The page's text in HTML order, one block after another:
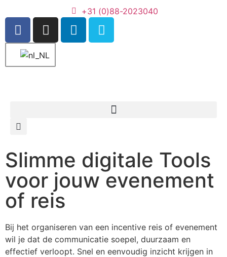
+31 (0)88-2023040
Slimme digitale Tools
voor jouw evenement
of reis
Bij het organiseren van een incentive reis of evenement
wil je dat de communicatie soepel, duurzaam en
effectief verloopt. Snel en eenvoudig inzicht krijgen in